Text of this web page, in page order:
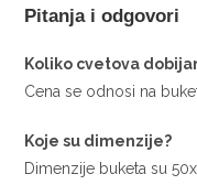
Pitanja i odgovori
Koliko cvetova
Cena se odnosi na
Koje su dimenzije?
Dimenzije buketa su